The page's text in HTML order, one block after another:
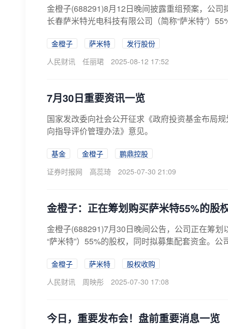
金橙子(688291)8月12日晚间披露重组预案，公
长春萨米特光电科技有限公司（简称“萨米特”）
金橙子 萨米特
发行股份
人民财讯
任丽珺 2025-08-12 17:52
7月30日重要资讯一览
国家发改委向社会公开征求《政府投资基金布局
向指导评价管理办法》意见。
基金 金橙子
鹏鼎控股
证券时报网
高蕊琦 2025-07-30 21:09
金橙子：正在筹划购买萨米特55%的股
金橙子(688291)7月30日晚间公告，公司正在筹
“萨米特”）55%的股权，同时拟募集配套资金。
金橙子 萨米特
股权收购
人民财讯
周映彤 2025-07-30 17:08
今日，重要发布会！盘前重要消息一览